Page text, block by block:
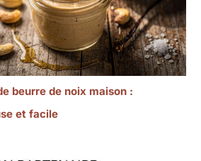
beurre de noix maison :
et facile